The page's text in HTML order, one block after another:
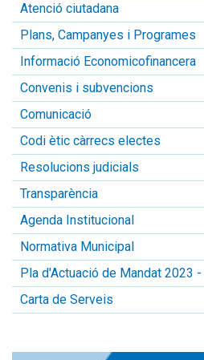
Atenció ciutadana
Plans, Campanyes i Programes
Informació Economicofinancera
Convenis i subvencions
Comunicació
Codi ètic càrrecs electes
Resolucions judicials
Transparència
Agenda Institucional
Normativa Municipal
Pla d'Actuació de Mandat 2023
Carta de Serveis